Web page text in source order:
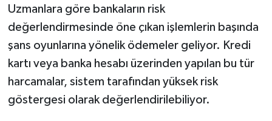
Uzmanlara göre bankaların risk
değerlendirmesinde öne çıkan işlemlerin başında
şans oyunlarına yönelik ödemeler geliyor. Kredi
kartı veya banka hesabı üzerinden yapılan bu tür
harcamalar, sistem tarafından yüksek risk
göstergesi olarak değerlendirilebiliyor.